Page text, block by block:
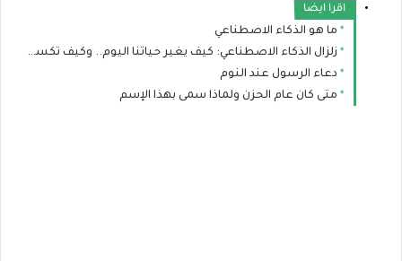
اقرا ايضا
ما هو الذكاء الاصطناعي
زلزال الذكاء الاصطناعي: كيف يغير حياتنا اليوم.. وكيف تكسب منه المال ببساطة؟
دعاء الرسول عند النوم
متى كان عام الحزن ولماذا سمى بهذا الإسم